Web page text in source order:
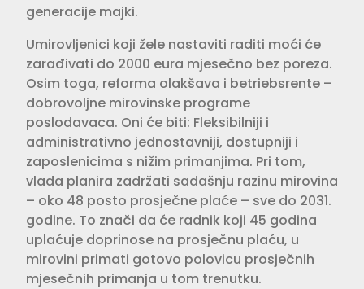
generacije majki.
Umirovljenici koji žele nastaviti raditi moći će
zarađivati do 2000 eura mjesečno bez poreza.
Osim toga, reforma olakšava i betriebsrente –
dobrovoljne mirovinske programe
poslodavaca. Oni će biti: Fleksibilniji i
administrativno jednostavniji, dostupniji i
zaposlenicima s nižim primanjima. Pri tom,
vlada planira zadržati sadašnju razinu mirovina
– oko 48 posto prosječne plaće – sve do 2031.
godine. To znači da će radnik koji 45 godina
uplaćuje doprinose na prosječnu plaću, u
mirovini primati gotovo polovicu prosječnih
mjesečnih primanja u tom trenutku.